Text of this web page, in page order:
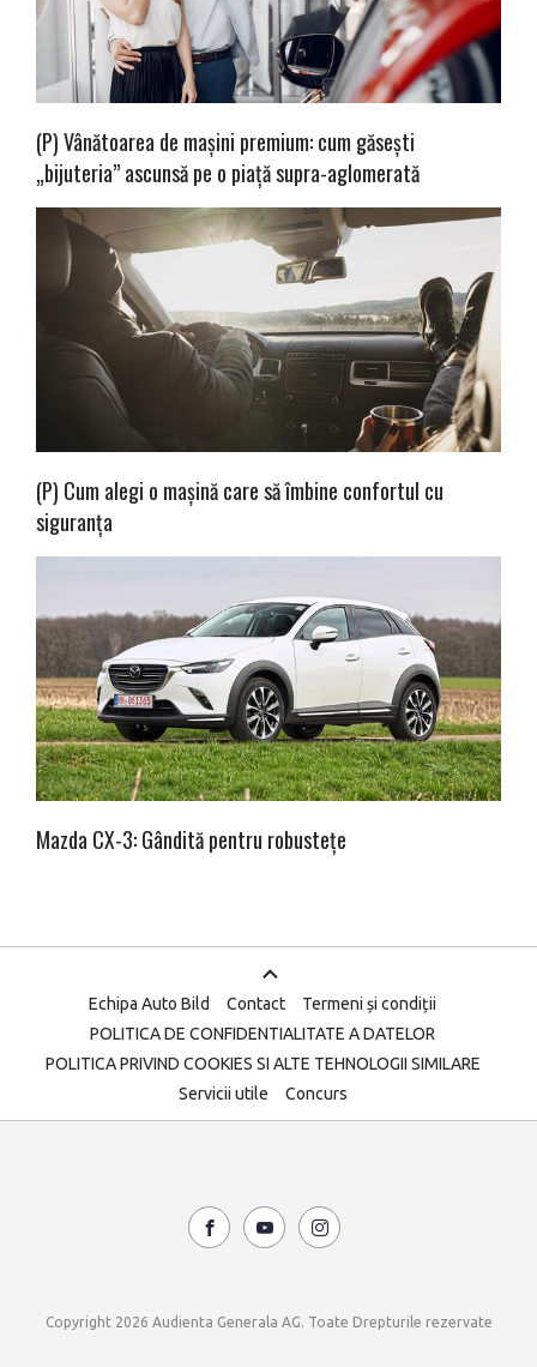
(P) Vânătoarea de mașini premium: cum găsești
„bijuteria” ascunsă pe o piață supra-aglomerată
(P) Cum alegi o mașină care să îmbine confortul cu
siguranța
Mazda CX-3: Gândită pentru robustețe
Echipa Auto Bild Contact
Termeni și condiții
POLITICA DE CONFIDENTIALITATE A DATELOR
POLITICA PRIVIND COOKIES SI ALTE TEHNOLOGII SIMILARE
Servicii utile
Concurs
Copyright 2026 Audienta Generala AG. Toate Drepturile rezervate